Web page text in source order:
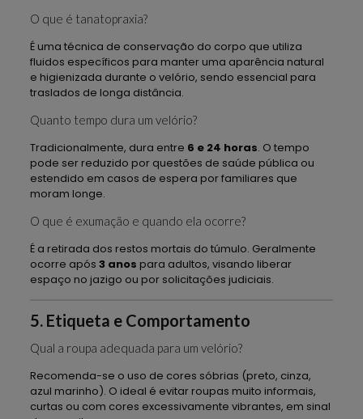
O que é tanatopraxia?
É uma técnica de conservação do corpo que utiliza
fluidos específicos para manter uma aparência natural
e higienizada durante o velório, sendo essencial para
traslados de longa distância.
Quanto tempo dura um velório?
Tradicionalmente, dura entre 6 e 24 horas. O tempo
pode ser reduzido por questões de saúde pública ou
estendido em casos de espera por familiares que
moram longe.
O que é exumação e quando ela ocorre?
É a retirada dos restos mortais do túmulo. Geralmente
ocorre após 3 anos para adultos, visando liberar
espaço no jazigo ou por solicitações judiciais.
5. Etiqueta e Comportamento
Qual a roupa adequada para um velório?
Recomenda-se o uso de cores sóbrias (preto, cinza,
azul marinho). O ideal é evitar roupas muito informais,
curtas ou com cores excessivamente vibrantes, em sinal